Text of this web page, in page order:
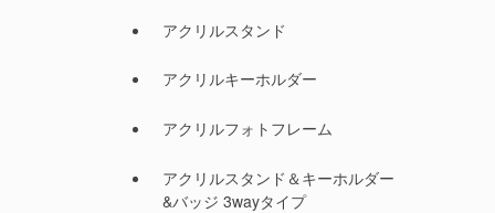
アクリルスタンド
アクリルキーホルダー
アクリルフォトフレーム
アクリルスタンド＆キーホルダー
&バッジ 3wayタイプ